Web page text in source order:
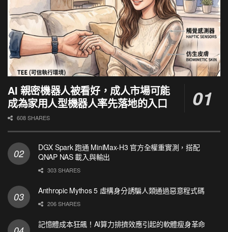
AI 親密機器人被看好，成人市場可能
成為家用人型機器人率先落地的入口
608 SHARES
DGX Spark 跑通 MiniMax-H3 官方全權重實測，搭配
QNAP NAS 載入與輸出
303 SHARES
Anthropic Mythos 5 虛構身分誘騙人類通過惡意程式碼
206 SHARES
記憶體成本狂飆！AI算力排擠效應引起的軟體瘦身革命